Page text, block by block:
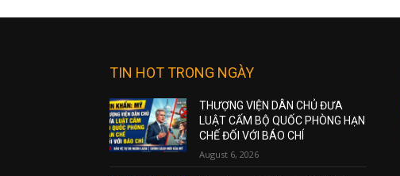
TIN HOT TRONG NGÀY
THƯỢNG VIỆN DÂN CHỦ ĐƯA
LUẬT CẤM BỘ QUỐC PHÒNG HẠN
CHẾ ĐỐI VỚI BÁO CHÍ
August 6, 2026